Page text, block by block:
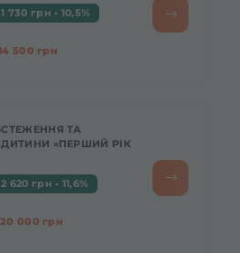
730 грн • 10,5%
500 грн
ТА
«ПЕРШИЙ РІК
620 грн • 11,6%
20 000 грн